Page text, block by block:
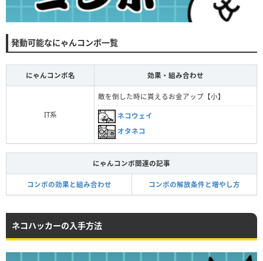
発動可能なにゃんコンボ一覧
にゃんコンボ名 効果・組み合わせ
IT系
敵を倒した時に貰えるお金アップ【小】
ネコウェイ
オタネコ
にゃんコンボ関連の記事
コンボの効果と組み合わせ コンボの解放条件と増やし方
ネコハッカーの入手方法